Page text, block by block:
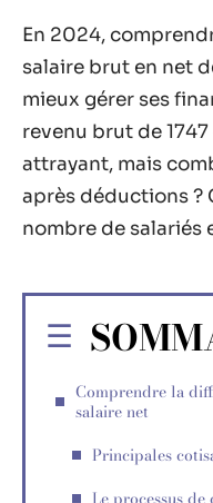
En 2024,
salaire brut en net
mieux gérer ses
revenu brut de
attrayant, mais
après déductions ?
nombre de salariés
Comprendre la
salaire net
Principales
Le processus de